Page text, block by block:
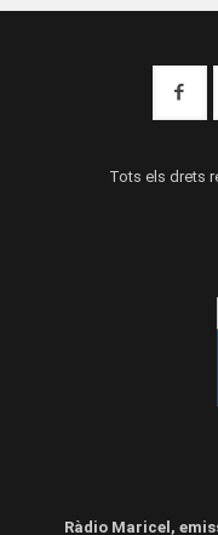
Tots els drets
Ràdio Maricel,